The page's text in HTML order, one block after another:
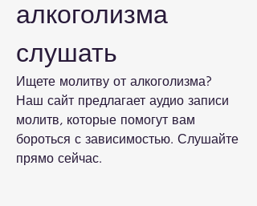
алкоголизма
слушать
Ищете молитву от алкоголизма?
Наш сайт предлагает аудио записи
молитв, которые помогут вам
бороться с зависимостью. Слушайте
прямо сейчас.